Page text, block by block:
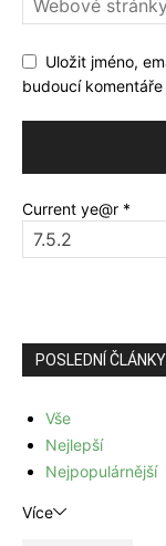
Uložit jméno,
budoucí komentáře
Current ye@r *
POSLEDNÍ ČLÁNKY
Vše
Nejlepší
Nejpopulárnější
Více